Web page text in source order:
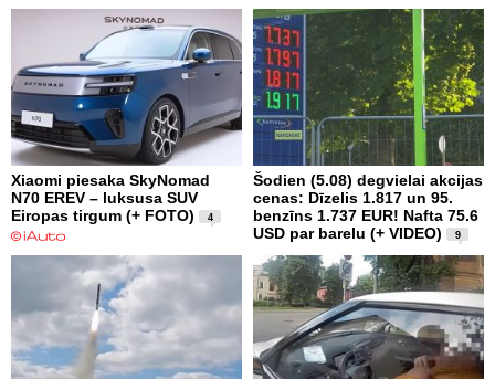
Xiaomi piesaka SkyNomad
N70 EREV – luksusa SUV
Eiropas tirgum (+ FOTO)
4
Šodien (5.08) degvielai akcijas
cenas: Dīzelis 1.817 un 95.
benzīns 1.737 EUR! Nafta 75.6
USD par barelu (+ VIDEO)
9